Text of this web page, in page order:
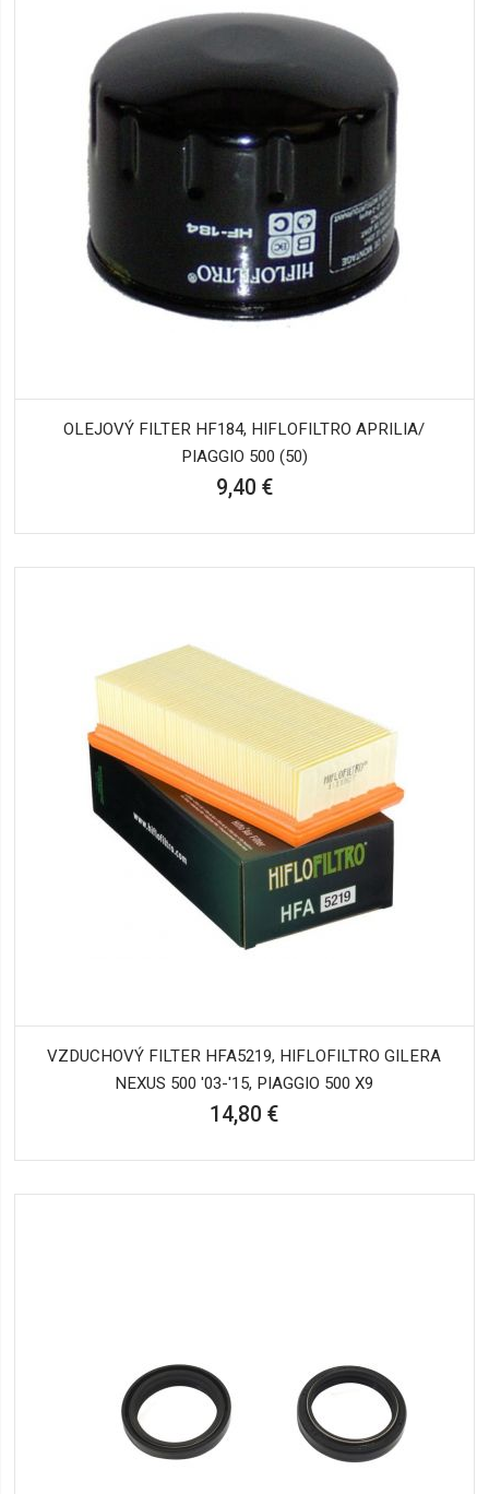
OLEJOVÝ FILTER HF184, HIFLOFILTRO APRILIA/
PIAGGIO 500 (50)
9,40 €
VZDUCHOVÝ FILTER HFA5219, HIFLOFILTRO GILERA
NEXUS 500 '03-'15, PIAGGIO 500 X9
14,80 €